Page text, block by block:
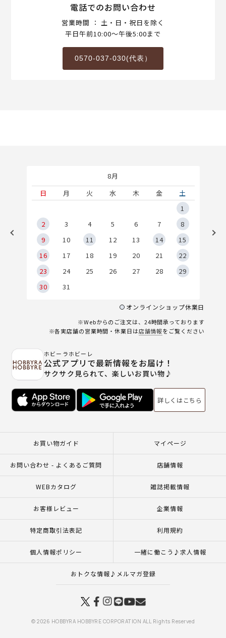
電話でのお問い合わせ
営業時間 ： 土・日・祝日を除く
平日午前10:00～午後5:00まで
0570-037-030(代表）
8月
日
月 火 水 木 金
土
1
2
3 4 5 6 7
8
9
10 11 12 13 14
15
16
17 18 19 20 21
22
23
24 25 26 27 28
29
30
31
オンラインショップ休業日
※Webからのご注文は、24時間承っております
※各実店舗の営業時間・休業日は店舗情報をご覧ください
ホビーラホビーレ
公式アプリで最新情報をお届け！
サクサク見られて、楽しいお買い物♪
詳しくはこちら
お買い物ガイド マイページ
お問い合わせ - よくあるご質問 店舗情報
WEBカタログ 雑誌掲載情報
お客様レビュー 企業情報
特定商取引法表記 利用規約
個人情報ポリシー 一緒に働こう♪求人情報
おトクな情報♪メルマガ登録
© 2026 HOBBYRA HOBBYRE CORPORATION ALL Rights Reserved